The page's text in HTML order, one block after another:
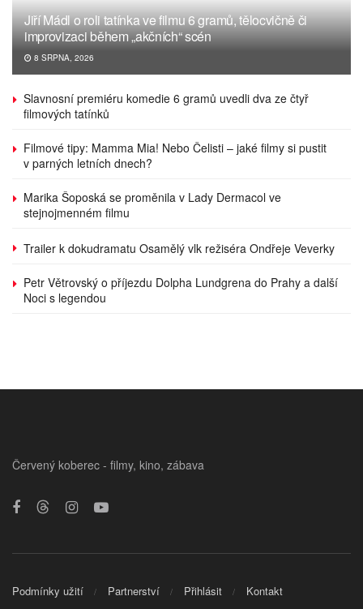
Jiří Mádl o roli tatínka ve filmu 6 gramů, tělocvičně či
improvizaci během „akčních“ scén
8 SRPNA, 2026
Slavnosní premiéru komedie 6 gramů uvedli dva ze čtyř
filmových tatínků
Filmové tipy: Mamma Mia! Nebo Čelisti – jaké filmy si pustit
v parných letních dnech?
Marika Šoposká se proměnila v Lady Dermacol ve
stejnojmenném filmu
Trailer k dokudramatu Osamělý vlk režiséra Ondřeje Veverky
Petr Větrovský o příjezdu Dolpha Lundgrena do Prahy a další
Noci s legendou
Červený koberec - filmy, kino, zábava
Podmínky užití Partnerství Přihlásit Kontakt